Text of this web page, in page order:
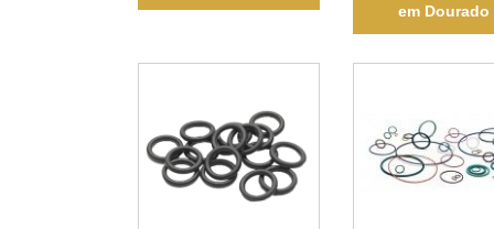
em Dourado